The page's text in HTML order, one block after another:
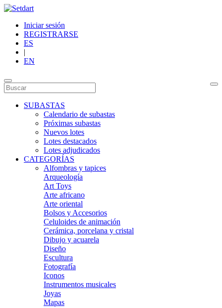
Iniciar sesión
REGISTRARSE
ES
|
EN
SUBASTAS
Calendario de subastas
Próximas subastas
Nuevos lotes
Lotes destacados
Lotes adjudicados
CATEGORÍAS
Alfombras y tapices
Arqueología
Art Toys
Arte africano
Arte oriental
Bolsos y Accesorios
Celuloides de animación
Cerámica, porcelana y cristal
Dibujo y acuarela
Diseño
Escultura
Fotografía
Iconos
Instrumentos musicales
Joyas
Mapas